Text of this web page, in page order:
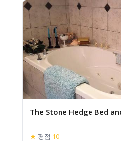
The Stone Hedge Bed
★ 평점 10